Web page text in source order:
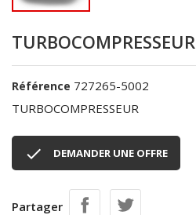
TURBOCOMPRESSEUR
Référence 727265-5002
TURBOCOMPRESSEUR
 DEMANDER UNE OFFRE
Partager